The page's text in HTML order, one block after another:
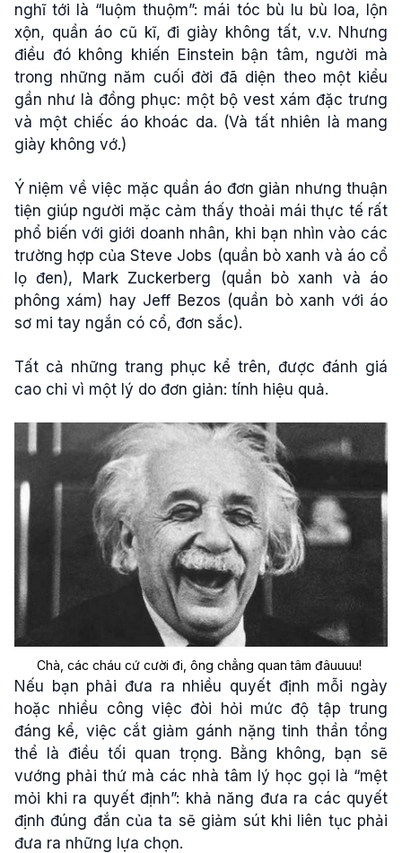
nghĩ tới là “luộm thuộm”: mái tóc bù lu bù loa, lộn
xộn, quần áo cũ kĩ, đi giày không tất, v.v. Nhưng
điều đó không khiến Einstein bận tâm, người mà
trong những năm cuối đời đã diện theo một kiểu
gần như là đồng phục: một bộ vest xám đặc trưng
và một chiếc áo khoác da. (Và tất nhiên là mang
giày không vớ.)
Ý niệm về việc mặc quần áo đơn giản nhưng thuận
tiện giúp người mặc cảm thấy thoải mái thực tế rất
phổ biến với giới doanh nhân, khi bạn nhìn vào các
trường hợp của Steve Jobs (quần bò xanh và áo cổ
lọ đen), Mark Zuckerberg (quần bò xanh và áo
phông xám) hay Jeff Bezos (quần bò xanh với áo
sơ mi tay ngắn có cổ, đơn sắc).
Tất cả những trang phục kể trên, được đánh giá
cao chỉ vì một lý do đơn giản: tính hiệu quả.
Chà, các cháu cứ cười đi, ông chẳng quan tâm đâuuuu!
Nếu bạn phải đưa ra nhiều quyết định mỗi ngày
hoặc nhiều công việc đòi hỏi mức độ tập trung
đáng kể, việc cắt giảm gánh nặng tinh thần tổng
thể là điều tối quan trọng. Bằng không, bạn sẽ
vướng phải thứ mà các nhà tâm lý học gọi là “mệt
mỏi khi ra quyết định”: khả năng đưa ra các quyết
định đúng đắn của ta sẽ giảm sút khi liên tục phải
đưa ra những lựa chọn.